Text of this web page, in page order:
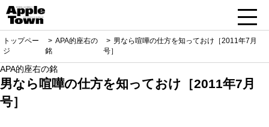
トップペー
ジ
APA的座右の
銘
男なら喧嘩の仕方を知っておけ［2011年7月
号］
APA的座右の銘
男なら喧嘩の仕方を知っておけ［2011年7月
号］